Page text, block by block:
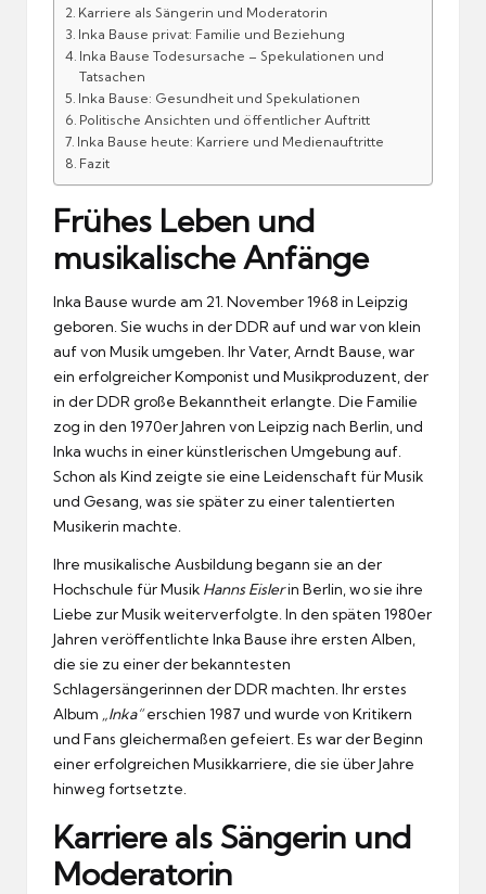
Karriere als Sängerin und Moderatorin
Inka Bause privat: Familie und Beziehung
Inka Bause Todesursache – Spekulationen und
Tatsachen
Inka Bause: Gesundheit und Spekulationen
Politische Ansichten und öffentlicher Auftritt
Inka Bause heute: Karriere und Medienauftritte
Fazit
Frühes Leben und
musikalische Anfänge
Inka Bause wurde am 21. November 1968 in Leipzig
geboren. Sie wuchs in der DDR auf und war von klein
auf von Musik umgeben. Ihr Vater, Arndt Bause, war
ein erfolgreicher Komponist und Musikproduzent, der
in der DDR große Bekanntheit erlangte. Die Familie
zog in den 1970er Jahren von Leipzig nach Berlin, und
Inka wuchs in einer künstlerischen Umgebung auf.
Schon als Kind zeigte sie eine Leidenschaft für Musik
und Gesang, was sie später zu einer talentierten
Musikerin machte.
Ihre musikalische Ausbildung begann sie an der
Hochschule für Musik Hanns Eislerin Berlin, wo sie ihre
Liebe zur Musik weiterverfolgte. In den späten 1980er
Jahren veröffentlichte Inka Bause ihre ersten Alben,
die sie zu einer der bekanntesten
Schlagersängerinnen der DDR machten. Ihr erstes
Album „Inka“erschien 1987 und wurde von Kritikern
und Fans gleichermaßen gefeiert. Es war der Beginn
einer erfolgreichen Musikkarriere, die sie über Jahre
hinweg fortsetzte.
Karriere als Sängerin und
Moderatorin